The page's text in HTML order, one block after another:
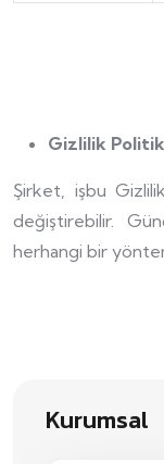
Gizlilik
Şirket, işbu
değiştirebilir.
herhangi bir
Kurumsal